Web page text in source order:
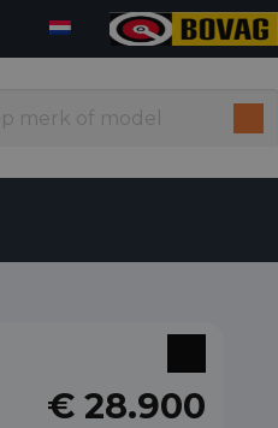
€ 28.900